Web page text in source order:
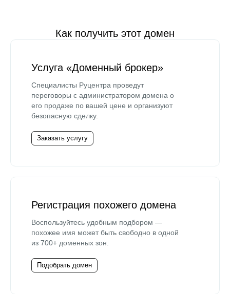
Как получить этот домен
Услуга «Доменный брокер»
Специалисты Руцентра проведут
переговоры с администратором домена о
его продаже по вашей цене и организуют
безопасную сделку.
Заказать услугу
Регистрация похожего домена
Воспользуйтесь удобным подбором —
похожее имя может быть свободно в одной
из 700+ доменных зон.
Подобрать домен